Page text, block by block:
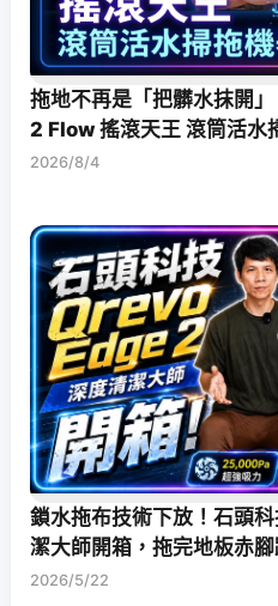
拖地不再是「把髒水抹開
2 Flow 搖滾天王 滾筒活水
2026/8/4
鎖水拖布技術下放！石頭
潔大師開箱，拖完地板赤
2026/5/22